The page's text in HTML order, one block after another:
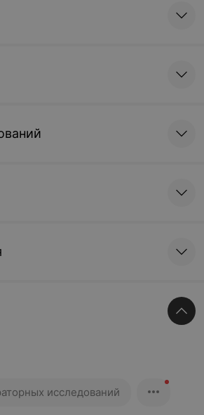
исследований